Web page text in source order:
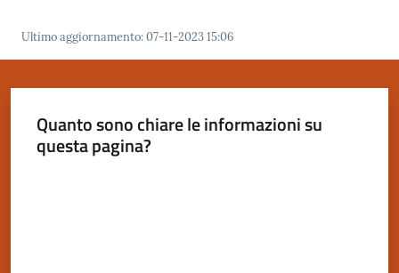
Vivere
Ultimo aggiornamento:07-11-2023 15:06
Quanto sono chiare le informazioni su
questa pagina?